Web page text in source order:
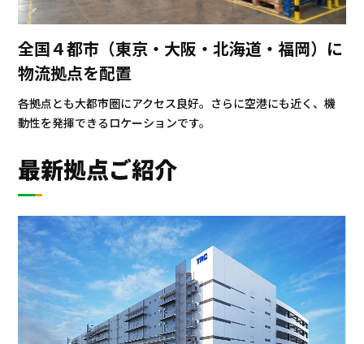
全国４都市（東京・大阪・北海道・福岡）に
物流拠点を配置
各拠点とも大都市圏にアクセス良好。さらに空港にも近く、機
動性を発揮できるロケーションです。
最新拠点ご紹介